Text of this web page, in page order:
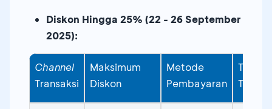
Diskon Hingga 25% (22 - 26 September
2025):
Channel
Transaksi
Maksimum
Diskon
Metode
Pembayaran
Tiket